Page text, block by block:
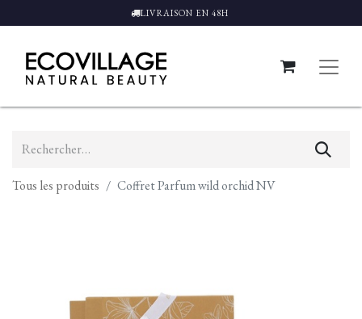
LIVRAISON EN 48H
Tous les produits Coffret Parfum wild orchid NV